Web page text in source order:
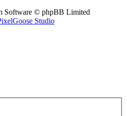
Software © phpBB Limited
Studio